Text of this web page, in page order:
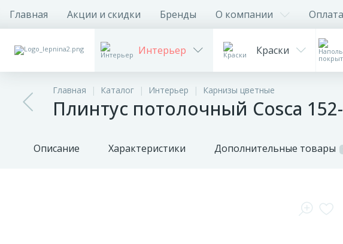
Главная Акции и скидки Бренды О компании Оплата
Интерьер Краски
Главная Каталог Интерьер Карнизы цветные
Плинтус потолочный Cosca
Описание Характеристики Дополнительные товары